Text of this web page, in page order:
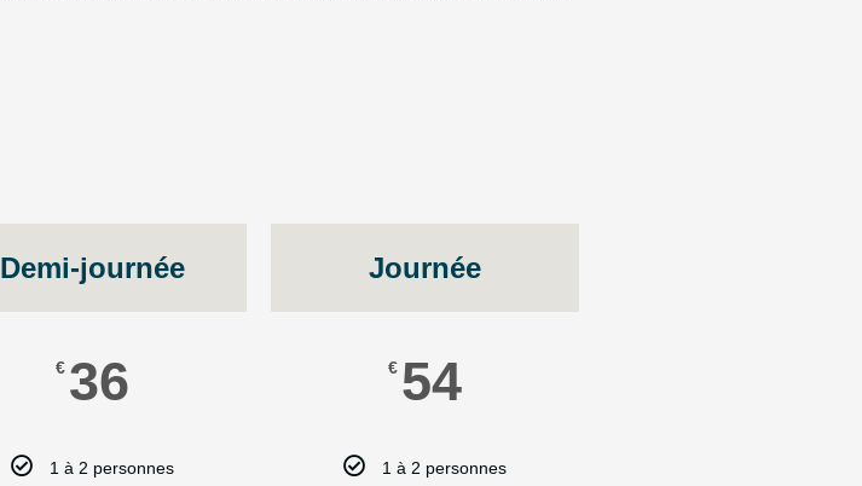
Demi-journée
€ 36
1 à 2 personnes
Journée
€ 54
1 à 2 personnes